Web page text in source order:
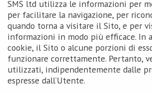
SMS ltd utilizza le informazioni per
per facilitare la navigazione, per
quando torna a visitare il Sito, e per
informazioni in modo più efficace. In
cookie, il Sito o alcune porzioni di
funzionare correttamente. Pertanto,
utilizzati, indipendentemente dalle
espresse dall’Utente.